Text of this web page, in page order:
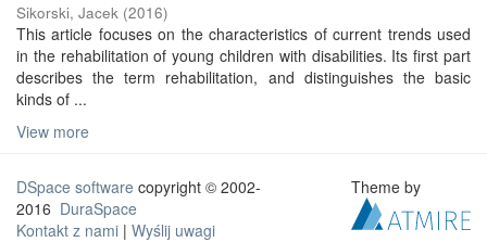
Sikorski, Jacek (2016)
This article focuses on the characteristics of current trends used
in the rehabilitation of young children with disabilities. Its first part
describes the term rehabilitation, and distinguishes the basic
kinds of ...
View more
DSpace software copyright © 2002-
2016 DuraSpace
Kontakt z nami | Wyślij uwagi
Theme by